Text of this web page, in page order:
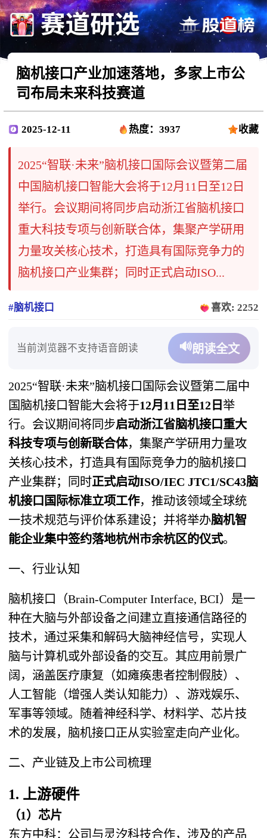
脑机接口产业加速落地，多家上市公
司布局未来科技赛道
2025-12-11 热度：3937 收藏
2025“智联·未来”脑机接口国际会议暨第二届
中国脑机接口智能大会将于12月11日至12日
举行。会议期间将同步启动浙江省脑机接口
重大科技专项与创新联合体，集聚产学研用
力量攻关核心技术，打造具有国际竞争力的
脑机接口产业集群；同时正式启动ISO...
#脑机接口 喜欢: 2252
当前浏览器不支持语音朗读 🔊朗读全文
2025“智联·未来”脑机接口国际会议暨第二届中
国脑机接口智能大会将于12月11日至12日举
行。会议期间将同步启动浙江省脑机接口重大
科技专项与创新联合体，集聚产学研用力量攻
关核心技术，打造具有国际竞争力的脑机接口
产业集群；同时正式启动ISO/IEC JTC1/SC43脑
机接口国际标准立项工作，推动该领域全球统
一技术规范与评价体系建设；并将举办脑机智
能企业集中签约落地杭州市余杭区的仪式。
一、行业认知
脑机接口（Brain-Computer Interface, BCI）是一
种在大脑与外部设备之间建立直接通信路径的
技术，通过采集和解码大脑神经信号，实现人
脑与计算机或外部设备的交互。其应用前景广
阔，涵盖医疗康复（如瘫痪患者控制假肢）、
人工智能（增强人类认知能力）、游戏娱乐、
军事等领域。随着神经科学、材料学、芯片技
术的发展，脑机接口正从实验室走向产业化。
二、产业链及上市公司梳理
1. 上游硬件
（1）芯片
东方中科：公司与灵汐科技合作，涉及的产品